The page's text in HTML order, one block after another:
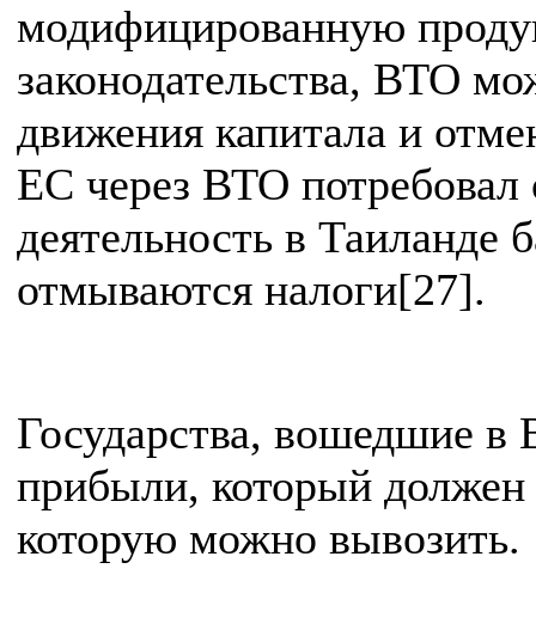
модифицированную
законодательства, ВТО
движения капитала и
ЕС через ВТО
деятельность в
отмываются налоги[27].
Государства, вошедшие в
прибыли, который должен
которую можно вывозить.